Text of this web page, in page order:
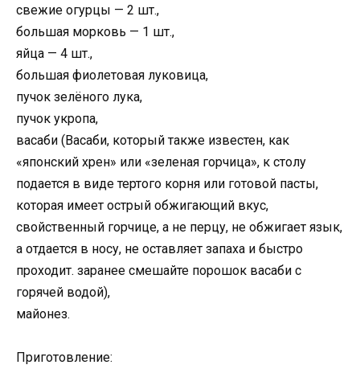
свежие огурцы — 2 шт.,
большая морковь — 1 шт.,
яйца — 4 шт.,
большая фиолетовая луковица,
пучок зелёного лука,
пучок укропа,
васаби (Васаби, который также известен, как
«японский хрен» или «зеленая горчица», к столу
подается в виде тертого корня или готовой пасты,
которая имеет острый обжигающий вкус,
свойственный горчице, а не перцу, не обжигает язык,
а отдается в носу, не оставляет запаха и быстро
проходит. заранее смешайте порошок васаби с
горячей водой),
майонез.
Приготовление: